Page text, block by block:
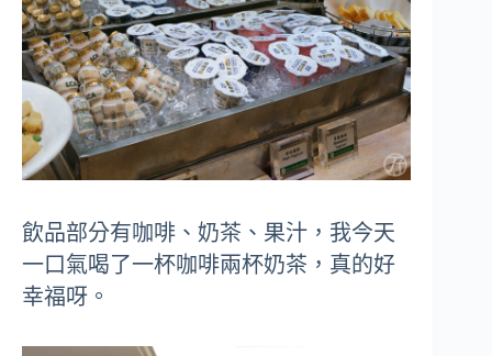
飲品部分有咖啡、奶茶、果汁，我今天
一口氣喝了一杯咖啡兩杯奶茶，真的好
幸福呀。